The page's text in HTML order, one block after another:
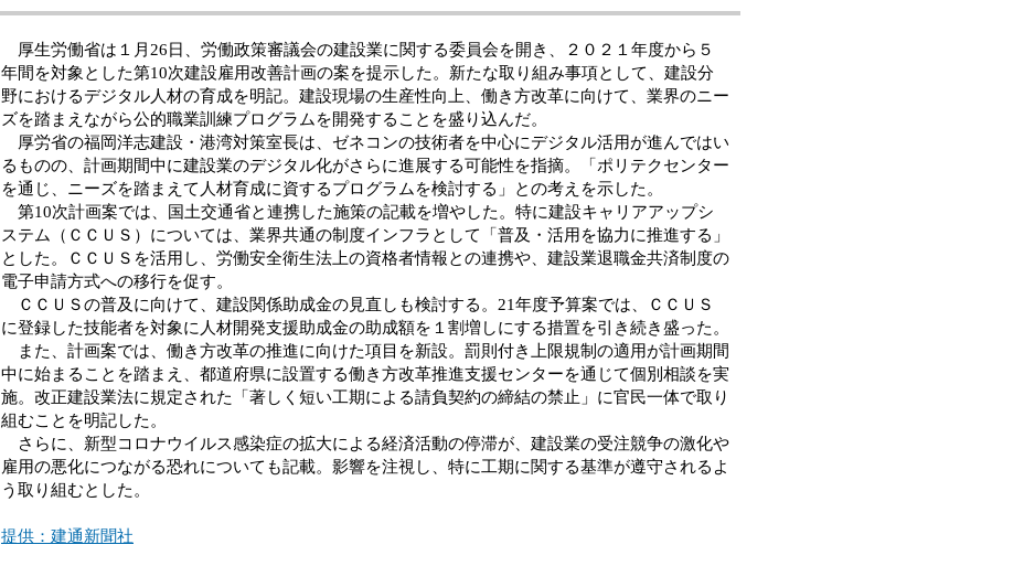
厚生労働省は１月26日、労働政策審議会の建設業に関する委員会を開き、２０２１年度から５
年間を対象とした第10次建設雇用改善計画の案を提示した。新たな取り組み事項として、建設分
野におけるデジタル人材の育成を明記。建設現場の生産性向上、働き方改革に向けて、業界のニー
ズを踏まえながら公的職業訓練プログラムを開発することを盛り込んだ。
厚労省の福岡洋志建設・港湾対策室長は、ゼネコンの技術者を中心にデジタル活用が進んではい
るものの、計画期間中に建設業のデジタル化がさらに進展する可能性を指摘。「ポリテクセンター
を通じ、ニーズを踏まえて人材育成に資するプログラムを検討する」との考えを示した。
第10次計画案では、国土交通省と連携した施策の記載を増やした。特に建設キャリアアップシ
ステム（ＣＣＵＳ）については、業界共通の制度インフラとして「普及・活用を協力に推進する」
とした。ＣＣＵＳを活用し、労働安全衛生法上の資格者情報との連携や、建設業退職金共済制度の
電子申請方式への移行を促す。
ＣＣＵＳの普及に向けて、建設関係助成金の見直しも検討する。21年度予算案では、ＣＣＵＳ
に登録した技能者を対象に人材開発支援助成金の助成額を１割増しにする措置を引き続き盛った。
また、計画案では、働き方改革の推進に向けた項目を新設。罰則付き上限規制の適用が計画期間
中に始まることを踏まえ、都道府県に設置する働き方改革推進支援センターを通じて個別相談を実
施。改正建設業法に規定された「著しく短い工期による請負契約の締結の禁止」に官民一体で取り
組むことを明記した。
さらに、新型コロナウイルス感染症の拡大による経済活動の停滞が、建設業の受注競争の激化や
雇用の悪化につながる恐れについても記載。影響を注視し、特に工期に関する基準が遵守されるよ
う取り組むとした。
提供：建通新聞社